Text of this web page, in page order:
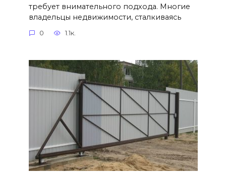
требует внимательного подхода. Многие
владельцы недвижимости, сталкиваясь
0 1.1к.